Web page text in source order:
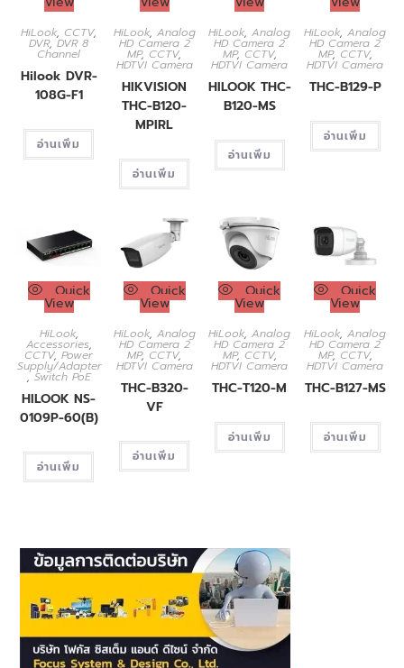
HiLook, CCTV,
DVR,DVR 8
Channel
Hilook DVR-
108G-F1
อ่านเพิ่ม
HiLook, Analog
HD Camera 2
MP, CCTV,
HDTVI Camera
HIKVISION
THC-B120-
MPIRL
อ่านเพิ่ม
HiLook,Analog
HD Camera 2
MP, CCTV,
HDTVI Camera
HILOOK THC-
B120-MS
อ่านเพิ่ม
HiLook,Analog
HD Camera 2
MP, CCTV,
HDTVI Camera
THC-B129-P
อ่านเพิ่ม
Quick
View
HiLook,
Accessories,
CCTV,Power
Supply/Adapter
, Switch PoE
HILOOK NS-
0109P-60(B)
อ่านเพิ่ม
Quick
View
HiLook, Analog
HD Camera 2
MP, CCTV,
HDTVI Camera
THC-B320-
VF
อ่านเพิ่ม
Quick
View
HiLook,Analog
HD Camera 2
MP, CCTV,
HDTVI Camera
THC-T120-M
อ่านเพิ่ม
Quick
View
HiLook,Analog
HD Camera 2
MP, CCTV,
HDTVI Camera
THC-B127-MS
อ่านเพิ่ม